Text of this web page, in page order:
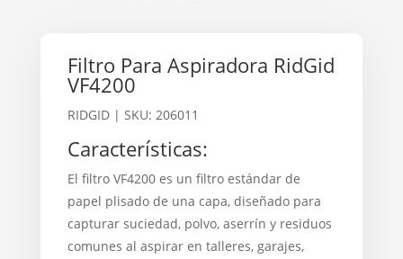
Filtro Para Aspiradora RidGid
VF4200
RIDGID | SKU: 206011
Características:
El filtro VF4200 es un filtro estándar de
papel plisado de una capa, diseñado para
capturar suciedad, polvo, aserrín y residuos
comunes al aspirar en talleres, garajes,